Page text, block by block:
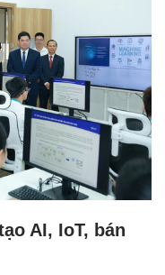
AI, IoT, bán